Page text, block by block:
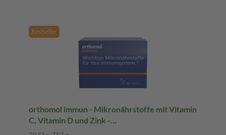
Bestseller
orthomol immun - Mikronährstoffe mit Vitamin
C, Vitamin D und Zink -
Trinkampullen/Tabletten